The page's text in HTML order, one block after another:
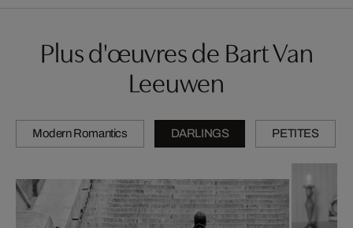
Plus d'œuvres de Bart Van
Leeuwen
Modern Romantics DARLINGS PETITES